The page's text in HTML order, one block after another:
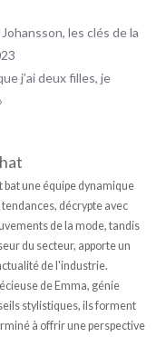
les clés de la
j’ai deux filles, je
une équipe dynamique
décrypte avec
de la mode, tandis
du secteur, apporte un
de l'industrie.
de Emma, génie
stylistiques, ils forment
à offrir une perspective